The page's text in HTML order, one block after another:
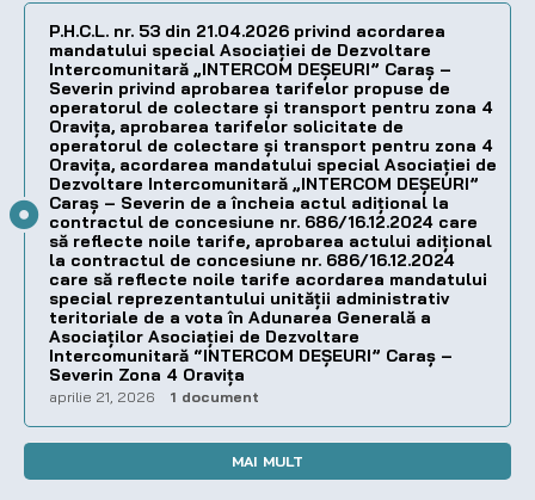
P.H.C.L. nr. 53 din 21.04.2026 privind acordarea
mandatului special Asociației de Dezvoltare
Intercomunitară „INTERCOM DEȘEURI” Caraș –
Severin privind aprobarea tarifelor propuse de
operatorul de colectare și transport pentru zona 4
Oravița, aprobarea tarifelor solicitate de
operatorul de colectare și transport pentru zona 4
Oravița, acordarea mandatului special Asociației de
Dezvoltare Intercomunitară „INTERCOM DEȘEURI”
Caraș – Severin de a încheia actul adițional la
contractul de concesiune nr. 686/16.12.2024 care
să reflecte noile tarife, aprobarea actului adițional
la contractul de concesiune nr. 686/16.12.2024
care să reflecte noile tarife acordarea mandatului
special reprezentantului unității administrativ
teritoriale de a vota în Adunarea Generală a
Asociaților Asociației de Dezvoltare
Intercomunitară “INTERCOM DEȘEURI” Caraș –
Severin Zona 4 Oravița
aprilie 21, 2026 1 document
MAI MULT